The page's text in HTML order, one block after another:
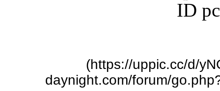
ID
(https://uppic.cc/d/
daynight.com/forum/